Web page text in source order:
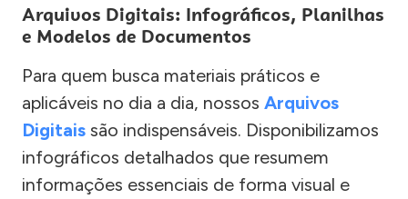
Arquivos Digitais: Infográficos, Planilhas
e Modelos de Documentos
Para quem busca materiais práticos e
aplicáveis no dia a dia, nossos Arquivos
Digitais são indispensáveis. Disponibilizamos
infográficos detalhados que resumem
informações essenciais de forma visual e